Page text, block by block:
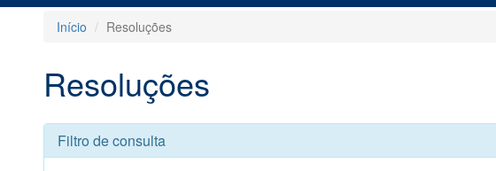
Início Resoluções
Resoluções
Filtro de consulta